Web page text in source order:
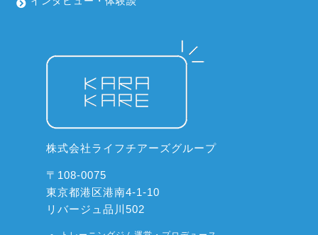
株式会社ライフチアーズグループ
〒108-0075
東京都港区港南4-1-10
リバージュ品川502